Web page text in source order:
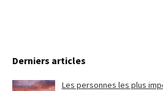
Derniers articles
Les personnes les plus